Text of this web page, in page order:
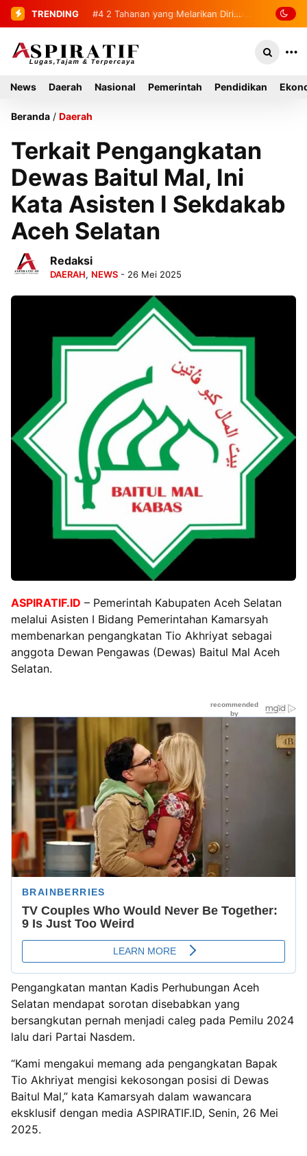
TRENDING #4 2 Tahanan yang Melarikan Diri
News Daerah Nasional Pemerintah Pendidikan
Beranda / Daerah
Terkait Pengangkatan
Dewas Baitul Mal, Ini
Kata Asisten I Sekdakab
Aceh Selatan
Redaksi
DAERAH, NEWS - 26 Mei 2025
ASPIRATIF.ID – Pemerintah Kabupaten Aceh Selatan
melalui Asisten I Bidang Pemerintahan Kamarsyah
membenarkan pengangkatan Tio Akhriyat sebagai
anggota Dewan Pengawas (Dewas) Baitul Mal Aceh
Selatan.
Pengangkatan mantan Kadis Perhubungan Aceh
Selatan mendapat sorotan disebabkan yang
bersangkutan pernah menjadi caleg pada Pemilu 2024
lalu dari Partai Nasdem.
“Kami mengakui memang ada pengangkatan Bapak
Tio Akhriyat mengisi kekosongan posisi di Dewas
Baitul Mal,” kata Kamarsyah dalam wawancara
eksklusif dengan media ASPIRATIF.ID, Senin, 26 Mei
2025.